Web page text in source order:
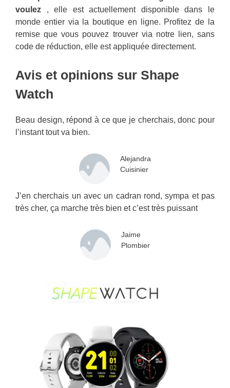
voulez , elle est actuellement disponible dans le
monde entier via la boutique en ligne. Profitez de la
remise que vous pouvez trouver via notre lien, sans
code de réduction, elle est appliquée directement.
Avis et opinions sur Shape
Watch
Beau design, répond à ce que je cherchais, donc pour
l’instant tout va bien.
Alejandra
Cuisinier
J’en cherchais un avec un cadran rond, sympa et pas
très cher, ça marche très bien et c’est très puissant
Jaime
Plombier